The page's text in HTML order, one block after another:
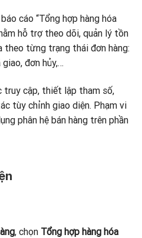
cáo “Tổng hợp hàng hóa
hỗ trợ theo dõi, quản lý tồn
theo từng trạng thái đơn hàng:
đơn hủy,…
truy cập, thiết lập tham số,
tùy chỉnh giao diện. Phạm vi
phân hệ bán hàng trên phần
, chọn Tổng hợp hàng hóa